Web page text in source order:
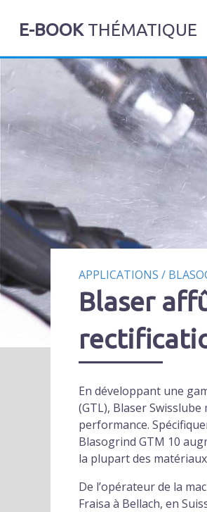
E-BOOK THÉMATIQUE
APPLICATIONS /
Blaser
En développant une
(GTL), Blaser
performance.
Blasogrind GTM 10
la plupart des
De l’opérateur de la
Fraisa à Bellach, en